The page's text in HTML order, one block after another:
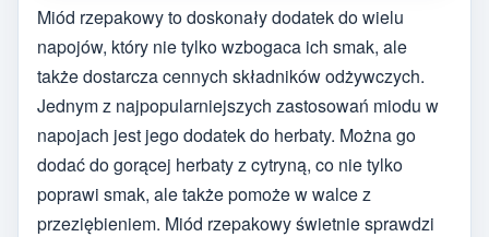
Miód rzepakowy to doskonały dodatek do wielu
napojów, który nie tylko wzbogaca ich smak, ale
także dostarcza cennych składników odżywczych.
Jednym z najpopularniejszych zastosowań miodu w
napojach jest jego dodatek do herbaty. Można go
dodać do gorącej herbaty z cytryną, co nie tylko
poprawi smak, ale także pomoże w walce z
przeziębieniem. Miód rzepakowy świetnie sprawdzi